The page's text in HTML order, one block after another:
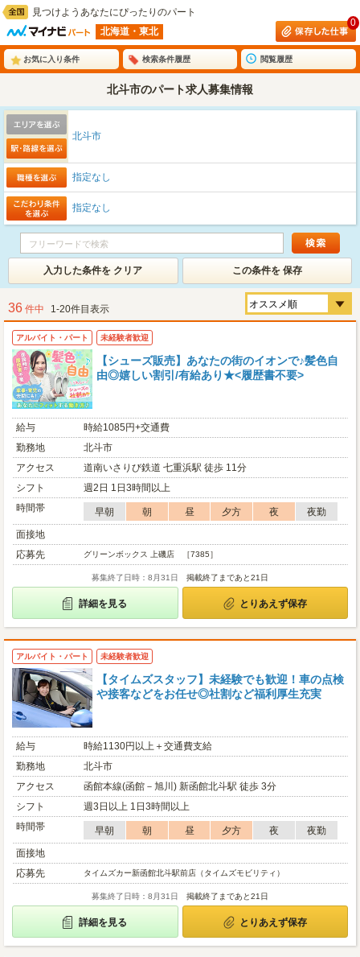
見つけようあなたにぴったりのパート
北海道・東北
0
お気に入り条件 検索条件履歴 閲覧履歴
北斗市のパート求人募集情報
北斗市
指定なし
指定なし
入力した条件を クリア この条件を 保存
36 件中 1-20件目表示
アルバイト・パート 未経験者歓迎
【シューズ販売】あなたの街のイオンで♪髪色自
由◎嬉しい割引/有給あり★<履歴書不要>
給与
時給1085円+交通費
勤務地
北斗市
アクセス
道南いさりび鉄道 七重浜駅 徒歩 11分
シフト
週2日 1日3時間以上
時間帯
早朝 朝 昼 夕方 夜
夜勤
面接地
応募先
グリーンボックス 上磯店 ［7385］
募集終了日時：8月31日 掲載終了まであと21日
詳細を見る とりあえず保存
アルバイト・パート 未経験者歓迎
【タイムズスタッフ】未経験でも歓迎！車の点検
や接客などをお任せ◎社割など福利厚生充実
給与
時給1130円以上＋交通費支給
勤務地
北斗市
アクセス
函館本線(函館－旭川) 新函館北斗駅 徒歩 3分
シフト
週3日以上 1日3時間以上
時間帯
早朝 朝 昼 夕方 夜
夜勤
面接地
応募先
タイムズカー新函館北斗駅前店（タイムズモビリティ）
募集終了日時：8月31日 掲載終了まであと21日
詳細を見る とりあえず保存